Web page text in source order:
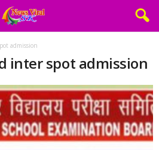
admission
inter spot admission